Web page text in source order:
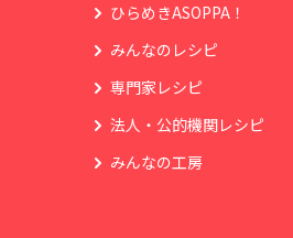
ひらめきASOPPA！
みんなのレシピ
専門家レシピ
法人・公的機関レシピ
みんなの工房